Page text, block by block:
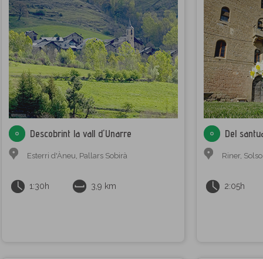
Descobrint la vall d'Unarre
Esterri d'Àneu, Pallars Sobirà
1:30h 3,9 km
Del
Riner,
2:05h